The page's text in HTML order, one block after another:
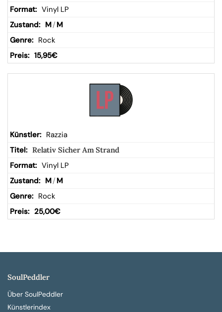
Vinyl LP
M/ M
Rock
15,95€
Razzia
Relativ Sicher Am Strand
Vinyl LP
M/ M
Rock
25,00€
SoulPeddler
Über SoulPeddler
Künstlerindex